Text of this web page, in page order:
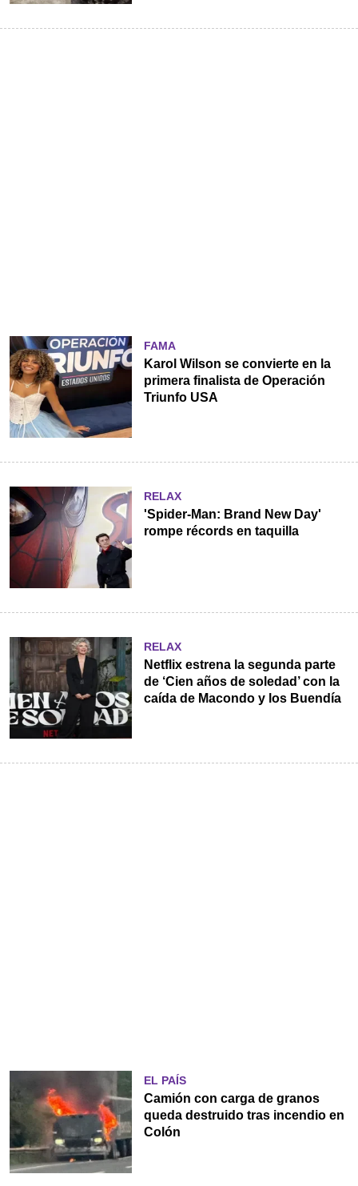
FAMA
Karol Wilson se convierte en la
primera finalista de Operación
Triunfo USA
RELAX
'Spider-Man: Brand New Day'
rompe récords en taquilla
RELAX
Netflix estrena la segunda parte
de ‘Cien años de soledad’ con la
caída de Macondo y los Buendía
EL PAÍS
Camión con carga de granos
queda destruido tras incendio en
Colón